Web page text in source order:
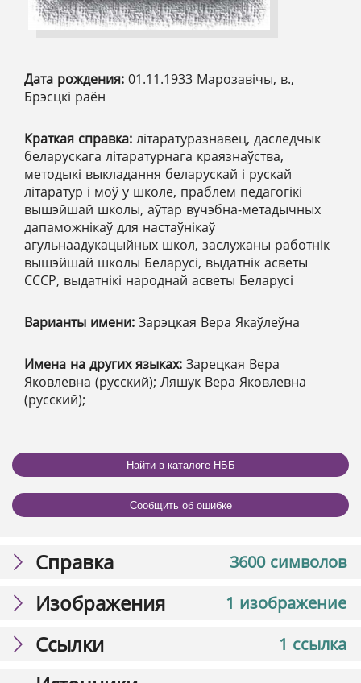
Дата рождения: 01.11.1933 Марозавічы, в.,
Брэсцкі раён
Краткая справка: літаратуразнавец, даследчык
беларускага літаратурнага краязнаўства,
методыкі выкладання беларускай і рускай
літаратур і моў у школе, праблем педагогікі
вышэйшай школы, аўтар вучэбна-метадычных
дапаможнікаў для настаўнікаў
агульнаадукацыйных школ, заслужаны работнік
вышэйшай школы Беларусі, выдатнік асветы
СССР, выдатнікі народнай асветы Беларусі
Варианты имени: Зарэцкая Вера Якаўлеўна
Имена на других языках: Зарецкая Вера
Яковлевна (русский); Ляшук Вера Яковлевна
(русский);
Найти в каталоге НББ
Сообщить об ошибке
3600 символов
Справка
1 изображение
Изображения
1 ссылка
Ссылки